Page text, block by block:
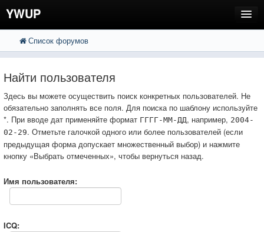
YWUP
FAQ
Вход
Список форумов
Найти пользователя
Здесь вы можете осуществить поиск конкретных пользователей. Не
обязательно заполнять все поля. Для поиска по шаблону используйте
*. При вводе дат применяйте формат ГГГГ-ММ-ДД, например, 2004-
02-29. Отметьте галочкой одного или более пользователей (если
предыдущая форма допускает множественный выбор) и нажмите
кнопку «Выбрать отмеченных», чтобы вернуться назад.
Имя пользователя:
ICQ: